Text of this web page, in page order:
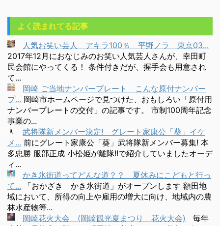
よく読まれてる記事
人気お笑い芸人 アキラ100％ 平野ノラ 東京03...
2017年12月におなじみのお笑い人気芸人さんが、幸田町
民会館にやってくる！ 条件付きだが、握手会も用意され
て...
岡崎 ご当地ナンバープレート こんな原付ナンバー
プ... 岡崎市ホームページで見つけた、おもしろい「原付用
ナンバープレートの交付」の記事です。 市制100周年記念
事業の...
武将隊新メンバー決定! グレート家康公「葵」イケ
メ... 前にグレート家康公「葵」武将隊新メンバー募集! 本
多忠勝 服部正成 小松姫が離隊!!で紹介していましたオーデ
ィ...
かき氷街道ってどんな道？？ 夏休みにこどもと行っ
て...
「おかざき かき氷街道」がオープンします 額田地
域において、所得の向上や雇用の増大に向け、地域内の農
林水産物等...
岡崎花火大会 (岡崎観光夏まつり 花火大会)
毎年